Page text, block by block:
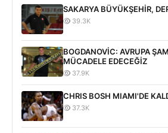
SAKARYA BÜYÜKŞEHİR,
39.3K
BOGDANOVİC: AVRUPA
MÜCADELE EDECEĞİZ
37.9K
CHRIS BOSH MIAMI'DE
37.3K